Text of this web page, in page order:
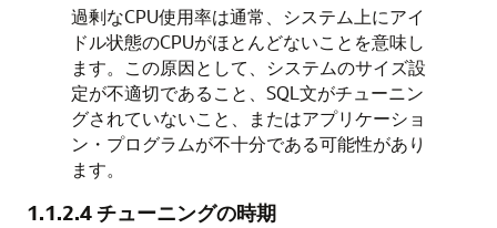
過剰なCPU使用率は通常、システム上にアイ
ドル状態のCPUがほとんどないことを意味し
ます。この原因として、システムのサイズ設
定が不適切であること、SQL文がチューニン
グされていないこと、またはアプリケーショ
ン・プログラムが不十分である可能性があり
ます。
1.1.2.4 チューニングの時期